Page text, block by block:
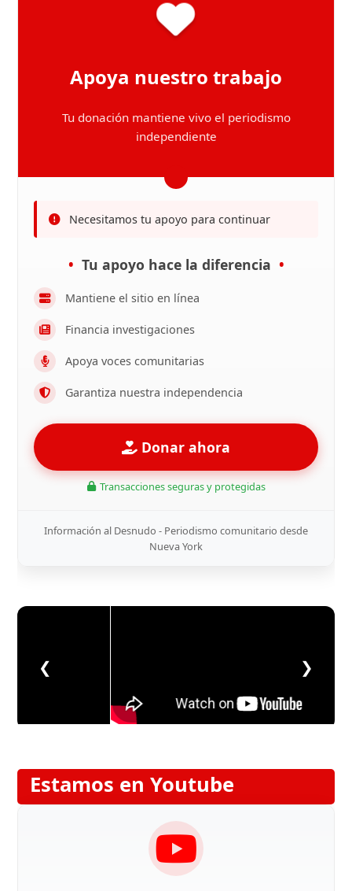
Apoya nuestro trabajo
Tu donación mantiene vivo el periodismo
independiente
Necesitamos tu apoyo para continuar
Tu apoyo hace la diferencia
Mantiene el sitio en línea
Financia investigaciones
Apoya voces comunitarias
Garantiza nuestra independencia
Donar ahora
Transacciones seguras y protegidas
Información al Desnudo - Periodismo comunitario desde
Nueva York
❮ ❯
Estamos en Youtube